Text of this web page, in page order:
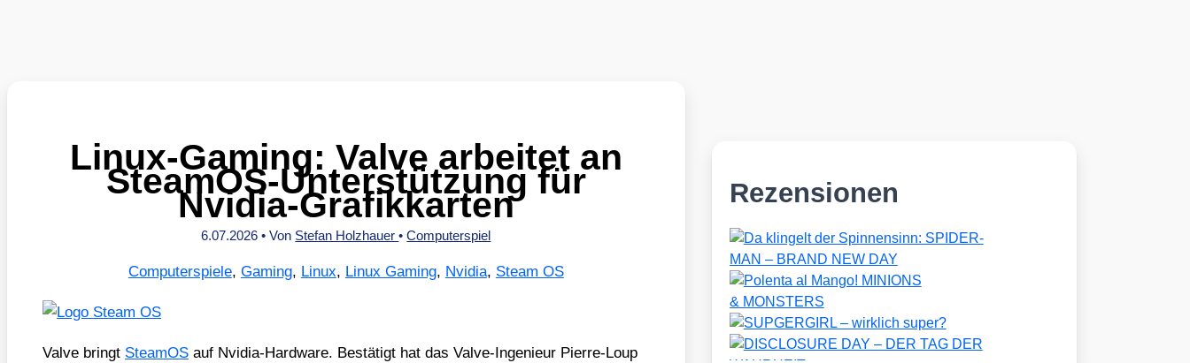
Linux-Gaming: Valve arbeitet an
SteamOS-Unterstützung für
Nvidia-Grafikkarten
6.07.2026• Von Stefan Holzhauer•Computerspiel
Computerspiele, Gaming, Linux, Linux Gaming, Nvidia, Steam OS
Val­ve bringt Steam­OS auf Nvi­dia-Hard­ware. Bestä­tigt hat das Val­ve-Inge­nieur Pierre-Loup
Rezensionen